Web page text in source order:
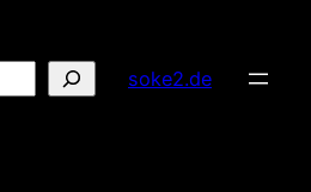
soke2.de